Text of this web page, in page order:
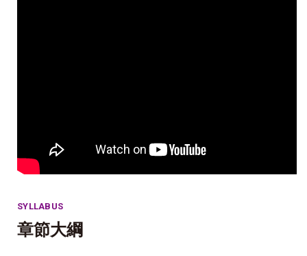
SYLLABUS
章節大綱